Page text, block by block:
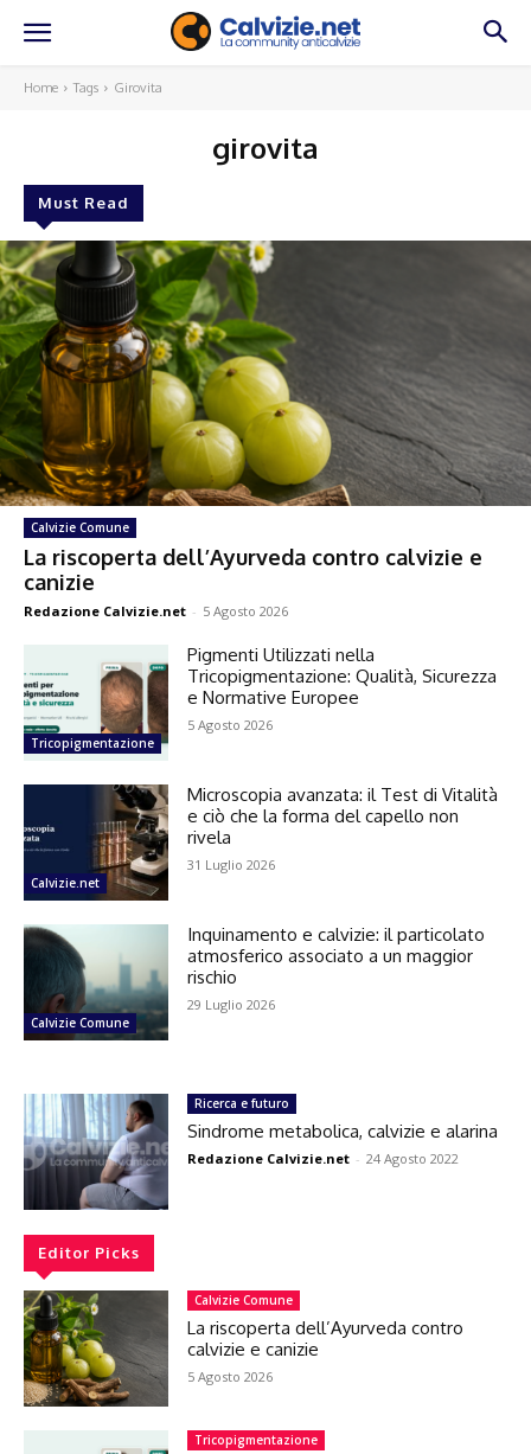
Home Tags Girovita
girovita
Must Read
Calvizie Comune
La riscoperta dell’Ayurveda contro calvizie e
canizie
Redazione Calvizie.net - 5 Agosto 2026
Tricopigmentazione
Pigmenti Utilizzati nella
Tricopigmentazione: Qualità, Sicurezza
e Normative Europee
5 Agosto 2026
Calvizie.net
Microscopia avanzata: il Test di Vitalità
e ciò che la forma del capello non
rivela
31 Luglio 2026
Calvizie Comune
Inquinamento e calvizie: il particolato
atmosferico associato a un maggior
rischio
29 Luglio 2026
Ricerca e futuro
Sindrome metabolica, calvizie e alarina
Redazione Calvizie.net - 24 Agosto 2022
Editor Picks
Calvizie Comune
La riscoperta dell’Ayurveda contro
calvizie e canizie
5 Agosto 2026
Tricopigmentazione